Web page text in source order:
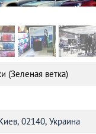
(Зеленая ветка)
02140, Украина